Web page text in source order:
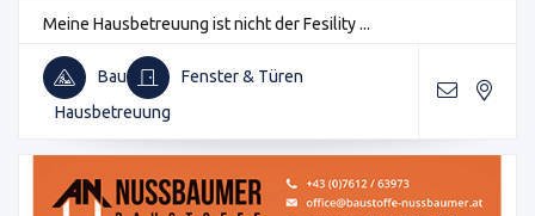
Meine Hausbetreuung ist nicht der Fesility ...
Bau
Fenster & Türen
Hausbetreuung